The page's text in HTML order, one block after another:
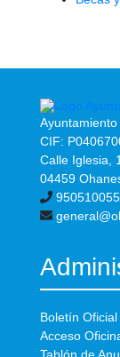
CIF:
Calle Iglesia,
04459
950510055
Boletín
Acceso